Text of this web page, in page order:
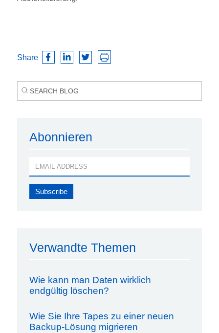
Share
Abonnieren
Verwandte Themen
Wie kann man Daten wirklich
endgültig löschen?
Wie Sie Ihre Tapes zu einer neuen
Backup-Lösung migrieren